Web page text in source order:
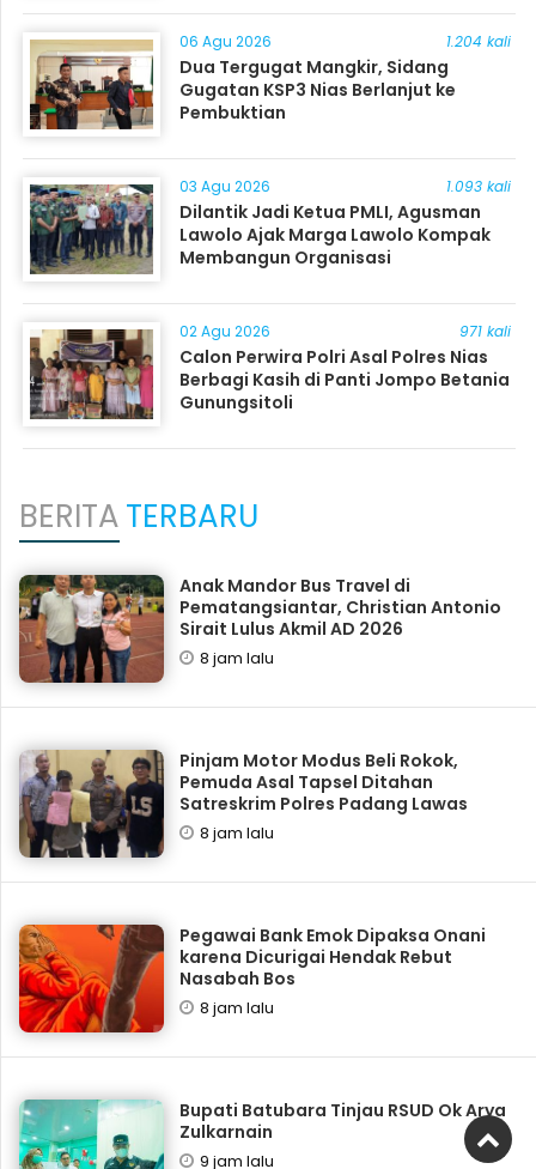
06 Agu 2026 1.204 kali
Dua Tergugat Mangkir, Sidang
Gugatan KSP3 Nias Berlanjut ke
Pembuktian
03 Agu 2026 1.093 kali
Dilantik Jadi Ketua PMLI, Agusman
Lawolo Ajak Marga Lawolo Kompak
Membangun Organisasi
02 Agu 2026 971 kali
Calon Perwira Polri Asal Polres Nias
Berbagi Kasih di Panti Jompo Betania
Gunungsitoli
BERITATERBARU
Anak Mandor Bus Travel di
Pematangsiantar, Christian Antonio
Sirait Lulus Akmil AD 2026
8 jam lalu
Pinjam Motor Modus Beli Rokok,
Pemuda Asal Tapsel Ditahan
Satreskrim Polres Padang Lawas
8 jam lalu
Pegawai Bank Emok Dipaksa Onani
karena Dicurigai Hendak Rebut
Nasabah Bos
8 jam lalu
Bupati Batubara Tinjau RSUD Ok Arya
Zulkarnain
9 jam lalu